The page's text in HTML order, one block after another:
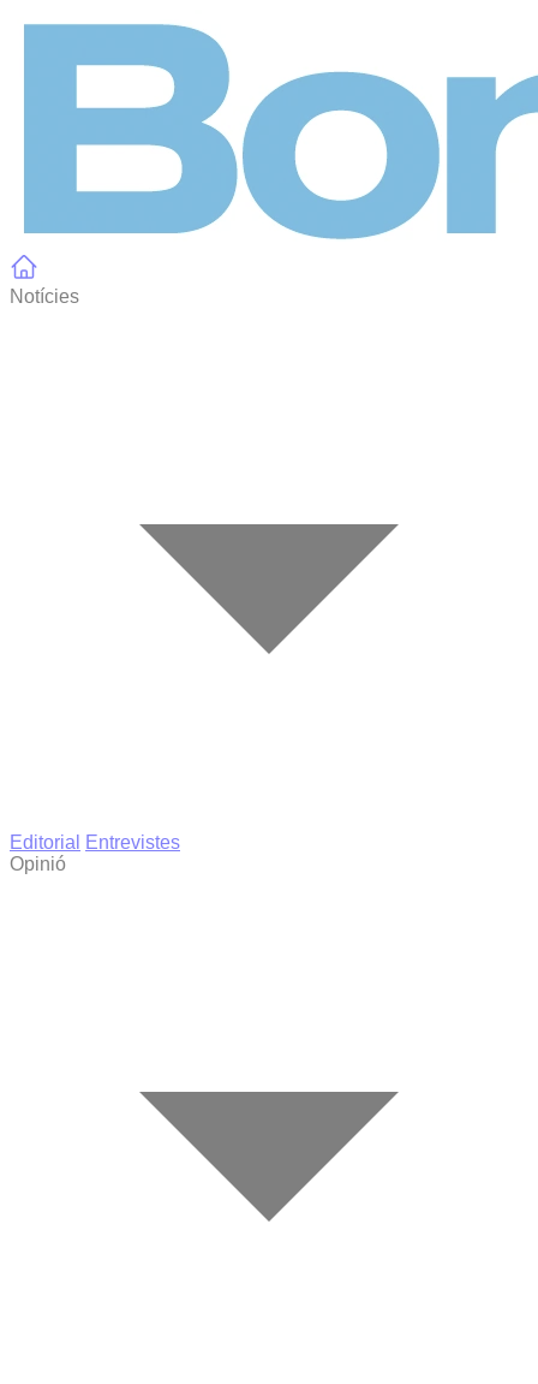
Notícies
Editorial
Entrevistes
Opinió